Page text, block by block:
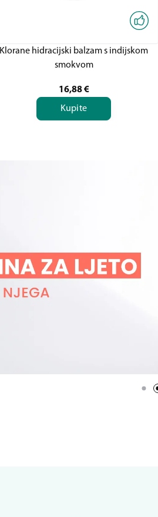
Klorane hidracijski balzam s indijskom
smokvom
16,88 €
Kupite